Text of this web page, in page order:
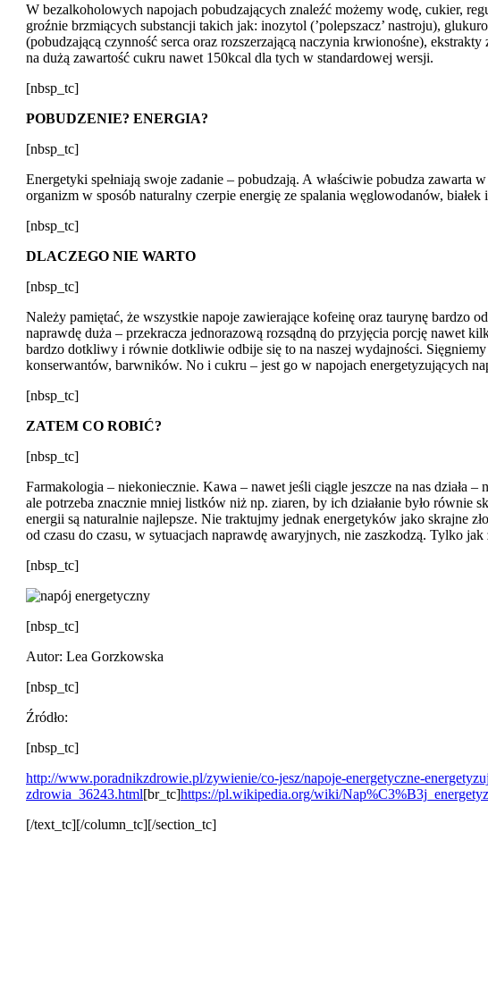
W bezalkoholowych napojach pobudzających znaleźć możemy wodę, cukier,
groźnie brzmiących substancji takich jak: inozytol (’polepszacz’ nastroju),
(pobudzającą czynność serca oraz rozszerzającą naczynia krwionośne),
na dużą zawartość cukru nawet 150kcal dla tych w standardowej wersji.
[nbsp_tc]
POBUDZENIE? ENERGIA?
[nbsp_tc]
Energetyki spełniają swoje zadanie – pobudzają. A właściwie pobudza
organizm w sposób naturalny czerpie energię ze spalania węglowodanów,
[nbsp_tc]
DLACZEGO NIE WARTO
[nbsp_tc]
Należy pamiętać, że wszystkie napoje zawierające kofeinę oraz taurynę bardzo
naprawdę duża – przekracza jednorazową rozsądną do przyjęcia porcję nawet
bardzo dotkliwy i równie dotkliwie odbije się to na naszej wydajności.
konserwantów, barwników. No i cukru – jest go w napojach energetyzujących
[nbsp_tc]
ZATEM CO ROBIĆ?
[nbsp_tc]
Farmakologia – niekoniecznie. Kawa – nawet jeśli ciągle jeszcze na nas działa
ale potrzeba znacznie mniej listków niż np. ziaren, by ich działanie było
energii są naturalnie najlepsze. Nie traktujmy jednak energetyków jako skrajne
od czasu do czasu, w sytuacjach naprawdę awaryjnych, nie zaszkodzą. Tylko
[nbsp_tc]
[nbsp_tc]
Autor: Lea Gorzkowska
[nbsp_tc]
Źródło:
[nbsp_tc]
http://www.poradnikzdrowie.pl/zywienie/co-jesz/napoje-energetyczne-
zdrowia_36243.html[br_tc]https://pl.wikipedia.org/wiki/
[/text_tc][/column_tc][/section_tc]